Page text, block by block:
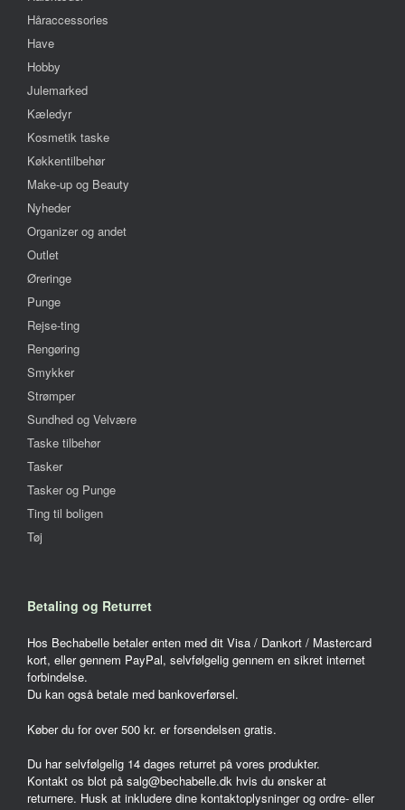
Håraccessories
Have
Hobby
Julemarked
Kæledyr
Kosmetik taske
Køkkentilbehør
Make-up og Beauty
Nyheder
Organizer og andet
Outlet
Øreringe
Punge
Rejse-ting
Rengøring
Smykker
Strømper
Sundhed og Velvære
Taske tilbehør
Tasker
Tasker og Punge
Ting til boligen
Tøj
Betaling og Returret
Hos Bechabelle betaler enten med dit Visa / Dankort / Mastercard
kort, eller gennem PayPal, selvfølgelig gennem en sikret internet
forbindelse.
Du kan også betale med bankoverførsel.
Køber du for over 500 kr. er forsendelsen gratis.
Du har selvfølgelig 14 dages returret på vores produkter.
Kontakt os blot på salg@bechabelle.dk hvis du ønsker at
returnere. Husk at inkludere dine kontaktoplysninger og ordre- eller